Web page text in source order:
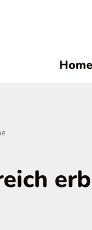
Home